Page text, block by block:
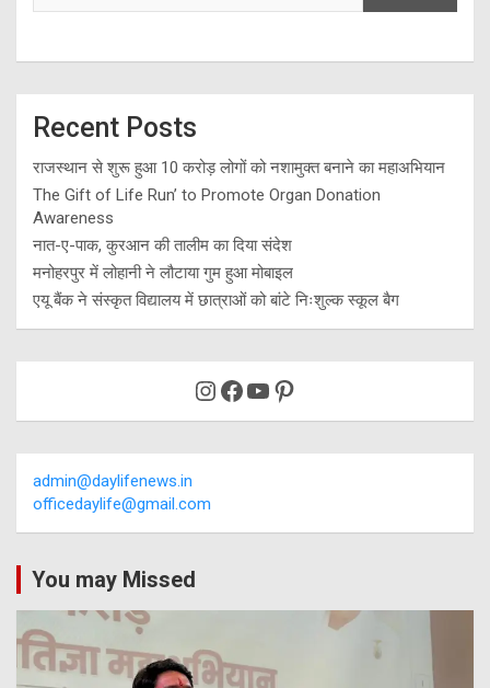
Recent Posts
राजस्थान से शुरू हुआ 10 करोड़ लोगों को नशामुक्त बनाने का महाअभियान
The Gift of Life Run’ to Promote Organ Donation
Awareness
नात-ए-पाक, कुरआन की तालीम का दिया संदेश
मनोहरपुर में लोहानी ने लौटाया गुम हुआ मोबाइल
एयू बैंक ने संस्कृत विद्यालय में छात्राओं को बांटे निःशुल्क स्कूल बैग
Instagram
Facebook
YouTube
Pinterest
admin@daylifenews.in
officedaylife@gmail.com
You may Missed